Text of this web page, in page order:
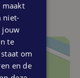
worden door
en opgeleverd,
kun je via
afwerken
en tuinaanleg
maakt
niet-
jouw
te
om
en de